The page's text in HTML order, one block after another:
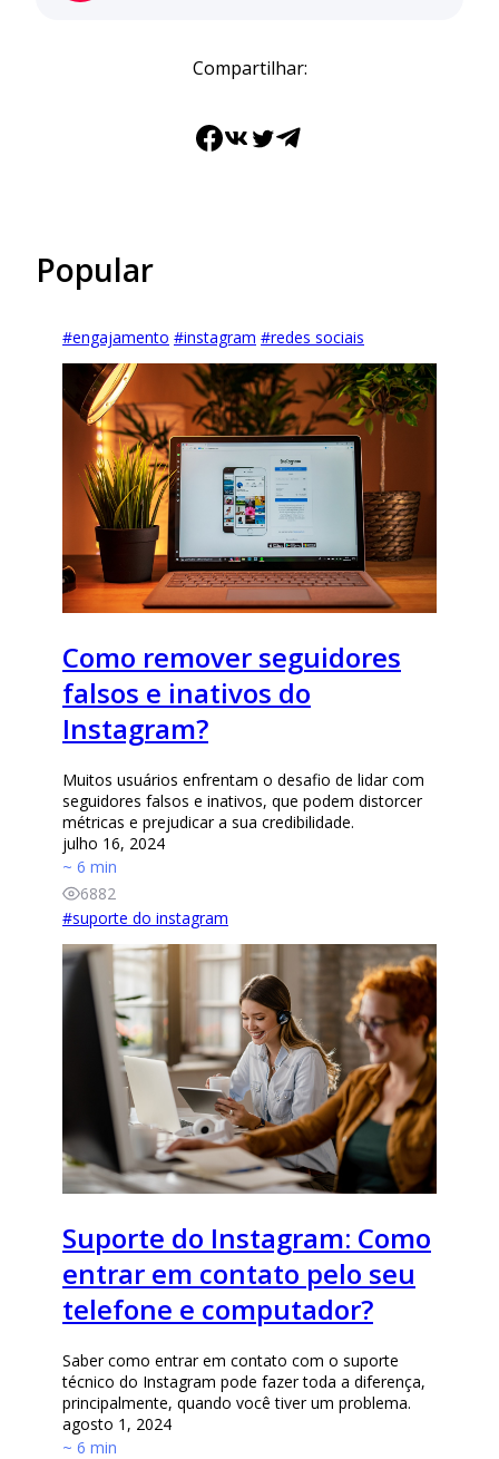
Compartilhar:
Facebook
VKTwitter
Telegram
Popular
#engajamento #instagram #redes sociais
Como remover seguidores
falsos e inativos do
Instagram?
Muitos usuários enfrentam o desafio de lidar com
seguidores falsos e inativos, que podem distorcer
métricas e prejudicar a sua credibilidade.
julho 16, 2024
~ 6 min
6882
#suporte do instagram
Suporte do Instagram: Como
entrar em contato pelo seu
telefone e computador?
Saber como entrar em contato com o suporte
técnico do Instagram pode fazer toda a diferença,
principalmente, quando você tiver um problema.
agosto 1, 2024
~ 6 min